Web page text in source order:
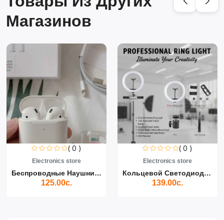
Магазинов
( 0 )
Electronics store
Беспроводные Наушники Air...
125.00с.
( 0 )
Electronics store
Кольцевой Светодиодный Св...
139.00с.